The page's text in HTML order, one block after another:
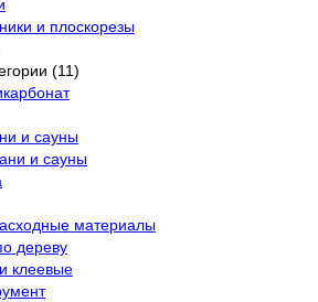
и плоскорезы
(11)
и сауны
и сауны
материалы
дереву
клеевые